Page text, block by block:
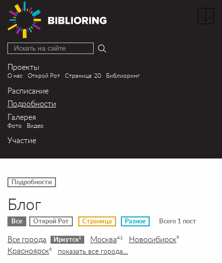
Искать на сайте
Проекты
О нас Открой Рот Страница´20 Библиоринг
Расписание
Подробности
Галерея
Фото Видео
Участие
Подробности
Блог
Все Открой Рот Страница Разное Всего 1 пост
Все города Иркутск1 Москва41 Новосибирск9
Красноярск6 показать все города…